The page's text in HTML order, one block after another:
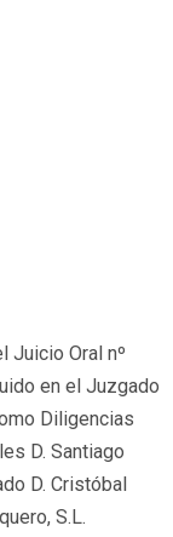
Juicio Oral nº
en el Juzgado
Diligencias
D. Santiago
D. Cristóbal
S.L.